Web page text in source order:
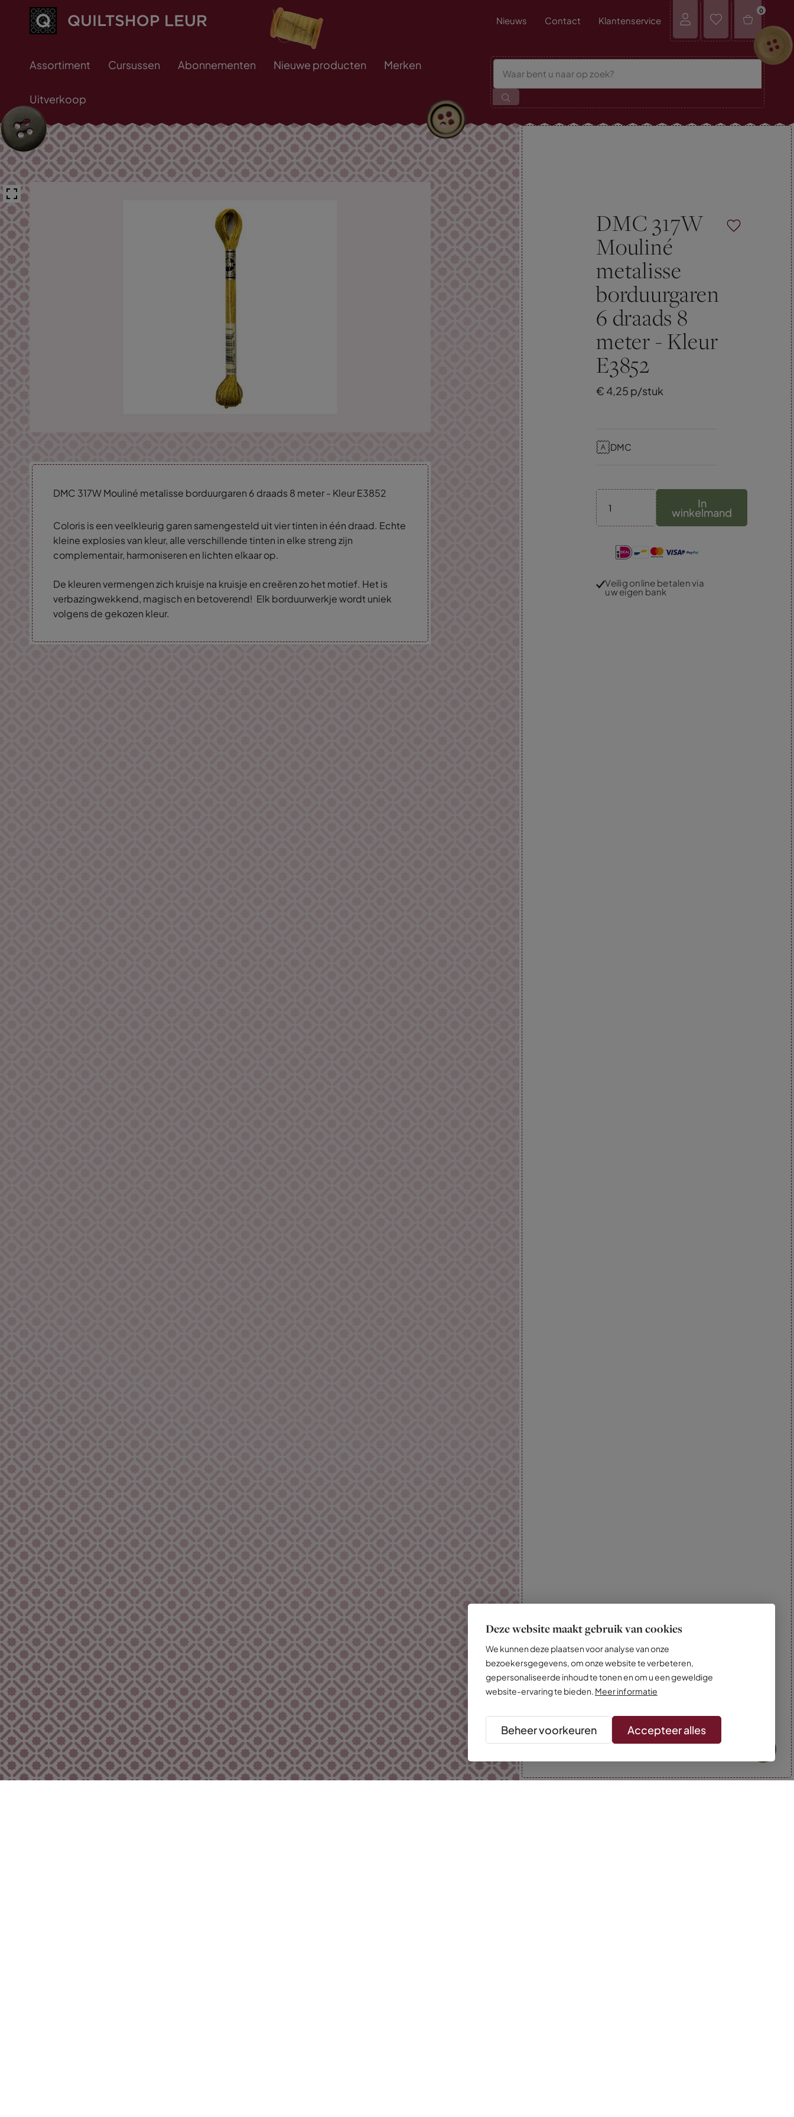
Deze website maakt gebruik van cookies
We kunnen deze plaatsen voor analyse van onze
bezoekersgegevens, om onze website te verbeteren,
gepersonaliseerde inhoud te tonen en om u een geweldige
website-ervaring te bieden. Meer informatie
Beheer voorkeuren Accepteer alles
Nieuws Contact Klantenservice
0
Assortiment Cursussen Abonnementen Nieuwe producten Merken
Uitverkoop
DMC 317W Mouliné metalisse borduurgaren 6 draads 8 meter - Kleur E3852
Coloris is een veelkleurig garen samengesteld uit vier tinten in één draad. Echte
kleine explosies van kleur, alle verschillende tinten in elke streng zijn
complementair, harmoniseren en lichten elkaar op.
De kleuren vermengen zich kruisje na kruisje en creëren zo het motief. Het is
verbazingwekkend, magisch en betoverend! Elk borduurwerkje wordt uniek
volgens de gekozen kleur.
DMC 317W
Mouliné
metalisse
borduurgaren
6 draads 8
meter - Kleur
E3852
€ 4,25 p/stuk
DMC
In
winkelmand
Veilig online betalen via
uw eigen bank